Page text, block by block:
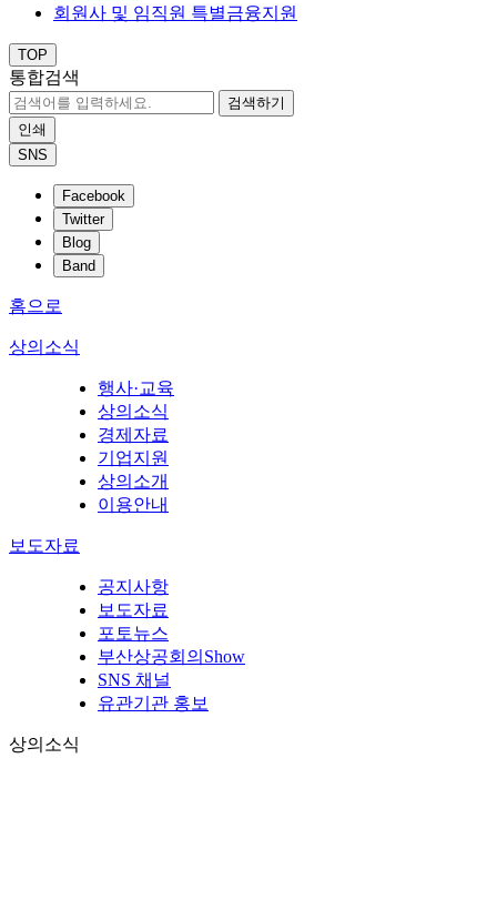
회원사 및 임직원 특별금융지원
TOP
통합검색
검색하기
인쇄
SNS
Facebook
Twitter
Blog
Band
홈으로
상의소식
행사·교육
상의소식
경제자료
기업지원
상의소개
이용안내
보도자료
공지사항
보도자료
포토뉴스
부산상공회의Show
SNS 채널
유관기관 홍보
상의소식